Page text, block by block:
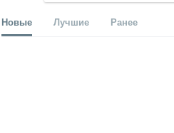
Новые Лучшие Ранее